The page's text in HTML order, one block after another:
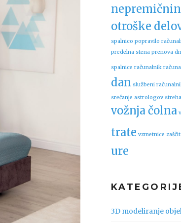
otroške
spalnico popravilo
predelna stena prenova
spalnice računalnik
dan službeni
srečanje astrologov streha
vožnja čolna
trate vzmetnice
ure
3D modeliranje